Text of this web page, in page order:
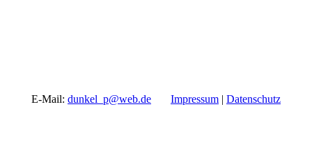
E-Mail: dunkel_p@web.de Impressum | Datenschutz